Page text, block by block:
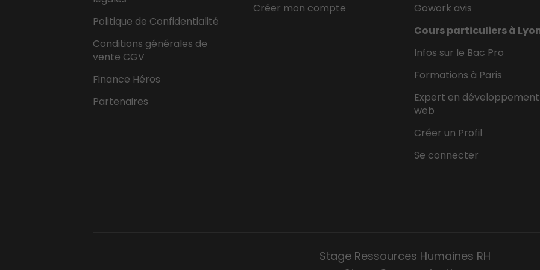
Politique de Confidentialité
Conditions générales de
vente CGV
Finance Héros
Partenaires
Créer mon compte
Gowork avis
Cours particuliers à
Infos sur le Bac Pro
Formations à Paris
Expert en développement
web
Créer un Profil
Se connecter
Stage Ressources Humaines RH